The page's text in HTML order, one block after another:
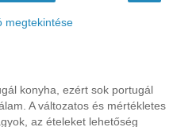
megtekintése
konyha, ezért sok portugál
A változatos és mértékletes
az ételeket lehetőség